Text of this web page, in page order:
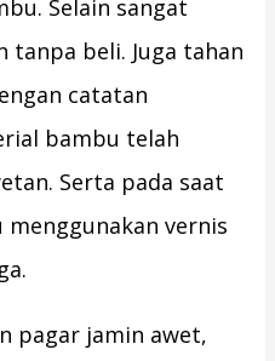
Selain sangat
tanpa beli. Juga tahan
catatan
bambu telah
Serta pada saat
vernis
pagar jamin awet,